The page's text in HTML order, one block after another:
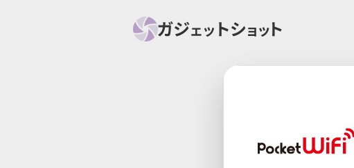
スマートホーム アクションカメラ